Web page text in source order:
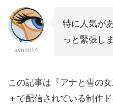
ayumi14
特に人気が
っと緊張し
この記事は『アナと雪の
＋で配信されている制作